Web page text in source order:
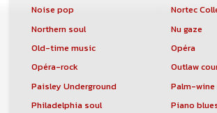
Noise pop
Nortec
Northern soul
Nu gaze
Old-time music
Opéra
Opéra-rock
Outlaw
Paisley Underground
Palm-
Philadelphia soul
Piano